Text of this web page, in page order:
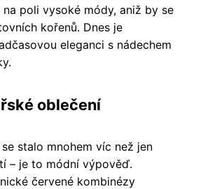
poli vysoké módy, aniž by se
kořenů. Dnes je
eleganci s nádechem
oblečení
stalo mnohem víc než jen
– je to módní výpověď.
červené kombinézy